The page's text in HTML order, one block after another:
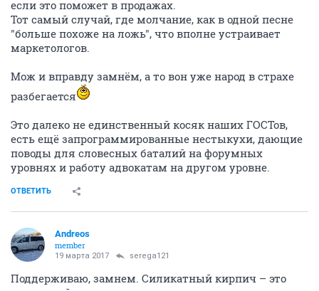
если это поможет в продажах.
Тот самый случай, где молчание, как в одной песне
"больше похоже на ложь", что вполне устраивает
маркетологов.
Мож и вправду замнём, а то вон уже народ в страхе
разбегается
Это далеко не единственный косяк наших ГОСТов,
есть ещё запрограммированные нестыкухи, дающие
поводы для словесных баталий на форумных
уровнях и работу адвокатам на другом уровне.
ОТВЕТИТЬ
Andreos
member
19 марта 2017 serega121
Поддерживаю, замнем. Силикатный кирпич – это